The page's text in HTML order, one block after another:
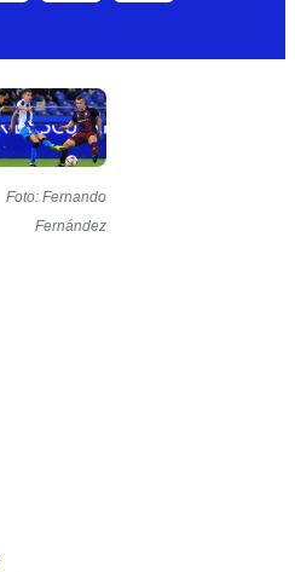
Foto: Fernando
Fernández